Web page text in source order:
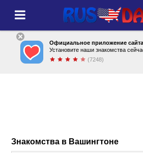
Официальное приложение
Установите наши знакомства
(7248)
Знакомства в Вашингтоне